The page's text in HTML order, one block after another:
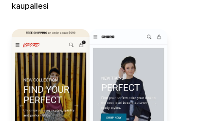
kaupallesi